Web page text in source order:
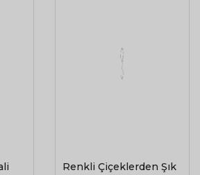
Renkli Çiçeklerden Şık